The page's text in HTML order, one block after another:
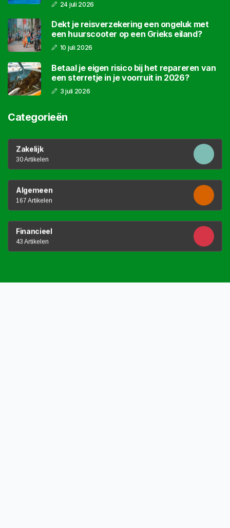
24 juli 2026
Dekt je reisverzekering een ongeluk met
een huurscooter op een Grieks eiland?
10 juli 2026
Betaal je eigen risico bij het repareren van
een sterretje in je voorruit in 2026?
3 juli 2026
Categorieën
Zakelijk
30 Artikelen
Algemeen
167 Artikelen
Financieel
43 Artikelen